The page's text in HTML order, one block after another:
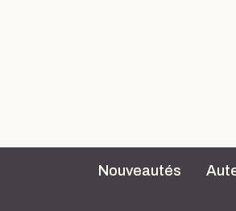
Nouveautés